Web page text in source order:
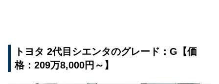
トヨタ 2代目シエンタのグレード：G【価
格：209万8,000円～】